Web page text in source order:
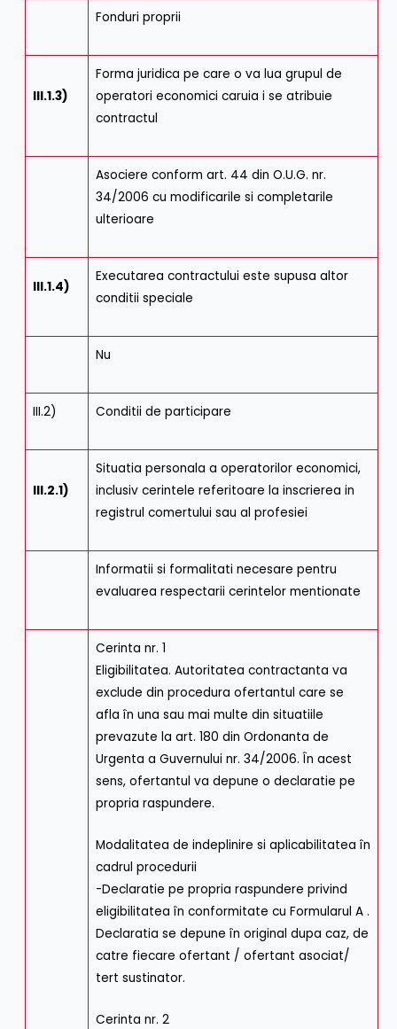
Fonduri proprii
III.1.3)
Forma juridica pe care o va lua grupul de
operatori economici caruia i se atribuie
contractul
Asociere conform art. 44 din O.U.G. nr.
34/2006 cu modificarile si completarile
ulterioare
III.1.4)
Executarea contractului este supusa altor
conditii speciale
Nu
III.2) Conditii de participare
III.2.1)
Situatia personala a operatorilor economici,
inclusiv cerintele referitoare la inscrierea in
registrul comertului sau al profesiei
Informatii si formalitati necesare pentru
evaluarea respectarii cerintelor mentionate
Cerinta nr. 1
Eligibilitatea. Autoritatea contractanta va
exclude din procedura ofertantul care se
afla în una sau mai multe din situatiile
prevazute la art. 180 din Ordonanta de
Urgenta a Guvernului nr. 34/2006. În acest
sens, ofertantul va depune o declaratie pe
propria raspundere.
Modalitatea de indeplinire si aplicabilitatea în
cadrul procedurii
-Declaratie pe propria raspundere privind
eligibilitatea în conformitate cu Formularul A .
Declaratia se depune în original dupa caz, de
catre fiecare ofertant / ofertant asociat/
tert sustinator.
Cerinta nr. 2